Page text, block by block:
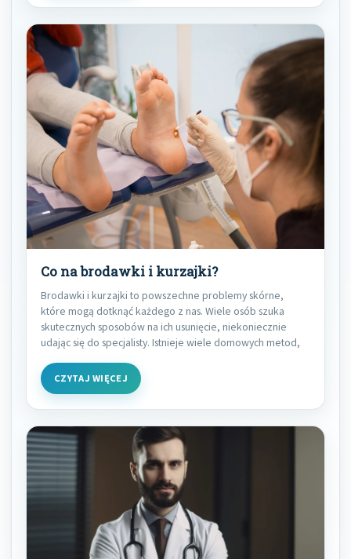
Co na brodawki i kurzajki?
Brodawki i kurzajki to powszechne problemy skórne,
które mogą dotknąć każdego z nas. Wiele osób szuka
skutecznych sposobów na ich usunięcie, niekoniecznie
udając się do specjalisty. Istnieje wiele domowych metod,
CZYTAJ WIĘCEJ